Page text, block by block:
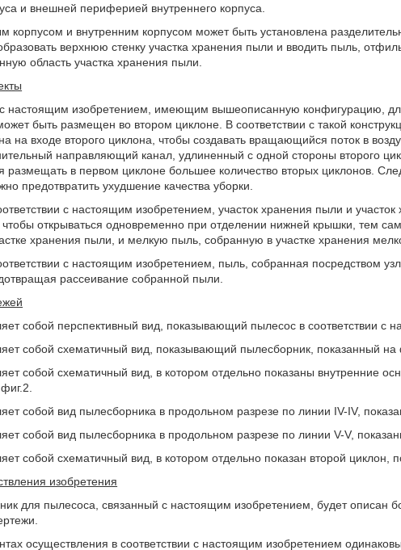
и внешней периферией внутреннего корпуса.
корпусом и внутренним корпусом может быть установлена
верхнюю стенку участка хранения пыли и вводить пыль,
область участка хранения пыли.
с настоящим изобретением, имеющим вышеописанную конфигурацию,
быть размещен во втором циклоне. В соответствии с такой
на входе второго циклона, чтобы создавать вращающийся поток в
направляющий канал, удлиненный с одной стороны второго
размещать в первом циклоне большее количество вторых циклонов.
предотвратить ухудшение качества уборки.
с настоящим изобретением, участок хранения пыли и
открываться одновременно при отделении нижней крышки, тем
хранения пыли, и мелкую пыль, собранную в участке хранения
с настоящим изобретением, пыль, собранная посредством
рассеивание собранной пыли.
собой перспективный вид, показывающий пылесос в соответствии с
собой схематичный вид, показывающий пылесборник, показанный на
собой схематичный вид, в котором отдельно показаны внутренние
собой вид пылесборника в продольном разрезе по линии IV-IV,
собой вид пылесборника в продольном разрезе по линии V-V,
собой схематичный вид, в котором отдельно показан второй циклон,
изобретения
для пылесоса, связанный с настоящим изобретением, будет описан
осуществления в соответствии с настоящим изобретением